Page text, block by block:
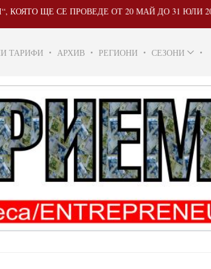
СЕ ПРОВЕДЕ ОТ 20 МАЙ ДО 31 ЮЛИ 2026 Г.
ТАРИФИ АРХИВ РЕГИОНИ СЕЗОНИ